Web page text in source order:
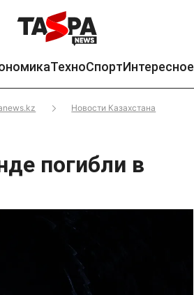
ТехноСпортИнтересное
Новости Казахстана
погибли в